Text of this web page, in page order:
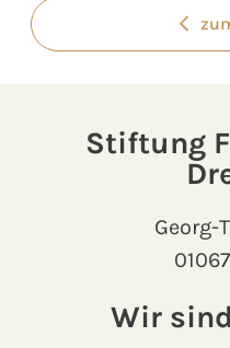
Stiftung
Georg-
Wir